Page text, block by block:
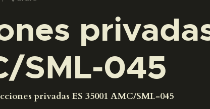
SML-045
privadas ES 35001 AMC/SML-045